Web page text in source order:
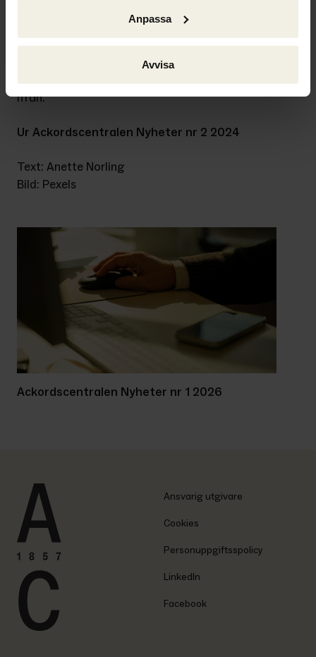
Anpassa
Avvisa
Gäldenärens kännedom om
verksamheten
. Man tar också upp
Förvaltarens utredning och anmälan
ifrån.
Ur Ackordscentralen Nyheter nr 2 2024
Text: Anette Norling
Bild: Pexels
Ackordscentralen Nyheter nr 1 2026
Ansvarig utgivare
Cookies
Personuppgiftsspolicy
LinkedIn
Facebook